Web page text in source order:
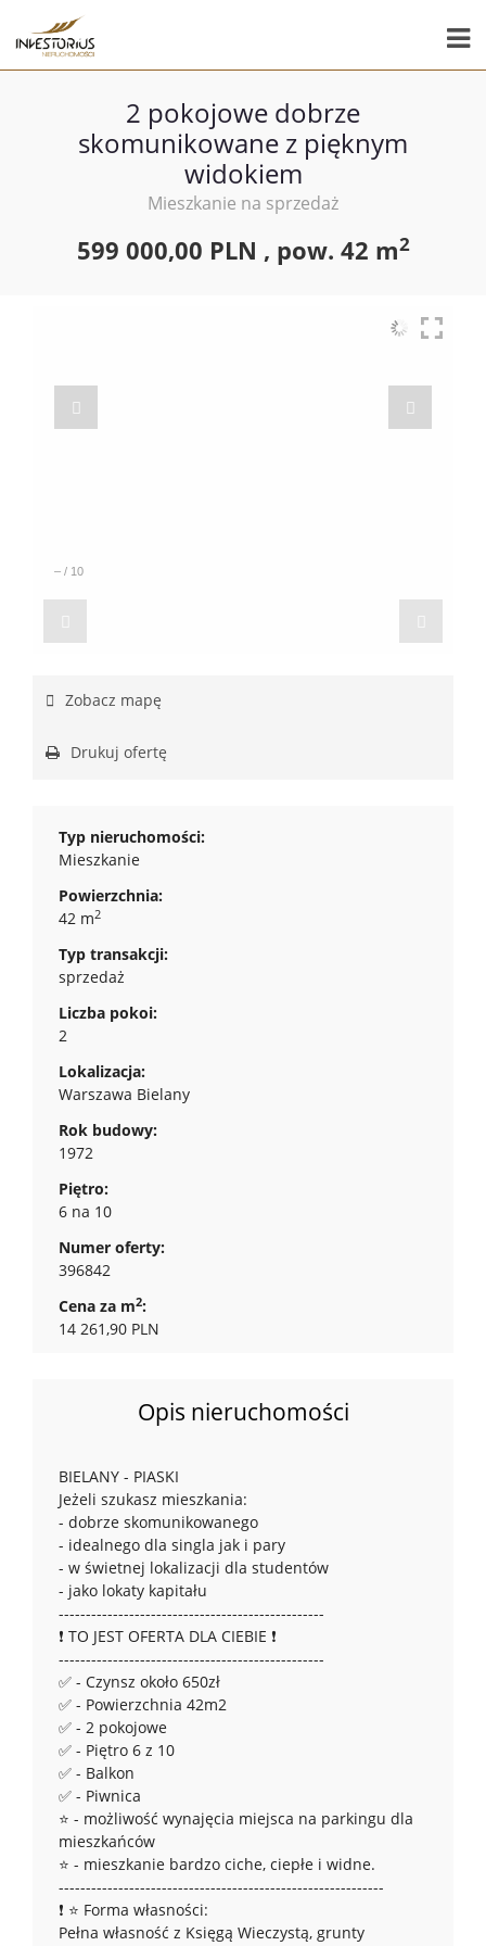
2 pokojowe dobrze
skomunikowane z pięknym
widokiem
Mieszkanie na sprzedaż
599 000,00 PLN , pow. 42 m2
– / 10
Zobacz mapę
Drukuj ofertę
Typ nieruchomości:
Mieszkanie
Powierzchnia:
42 m2
Typ transakcji:
sprzedaż
Liczba pokoi:
2
Lokalizacja:
Warszawa Bielany
Rok budowy:
1972
Piętro:
6 na 10
Numer oferty:
396842
Cena za m2:
14 261,90 PLN
Opis nieruchomości
BIELANY - PIASKI
Jeżeli szukasz mieszkania:
- dobrze skomunikowanego
- idealnego dla singla jak i pary
- w świetnej lokalizacji dla studentów
- jako lokaty kapitału
-------------------------------------------------
❗ TO JEST OFERTA DLA CIEBIE ❗
-------------------------------------------------
✅ - Czynsz około 650zł
✅ - Powierzchnia 42m2
✅ - 2 pokojowe
✅ - Piętro 6 z 10
✅ - Balkon
✅ - Piwnica
⭐ - możliwość wynajęcia miejsca na parkingu dla
mieszkańców
⭐ - mieszkanie bardzo ciche, ciepłe i widne.
------------------------------------------------------------
❗ ⭐ Forma własności:
Pełna własność z Księgą Wieczystą, grunty